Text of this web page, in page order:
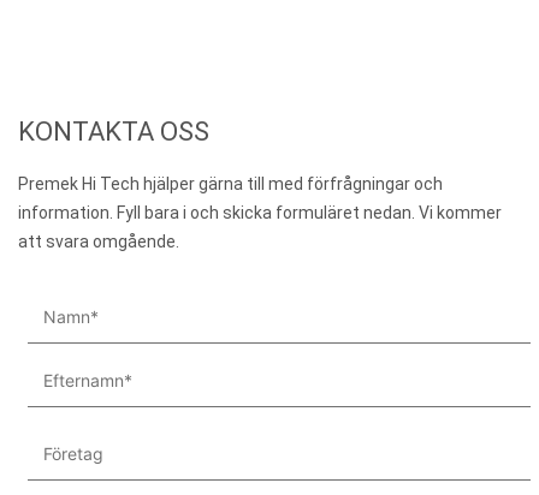
KONTAKTA OSS
Premek Hi Tech hjälper gärna till med förfrågningar och
information. Fyll bara i och skicka formuläret nedan. Vi kommer
att svara omgående.